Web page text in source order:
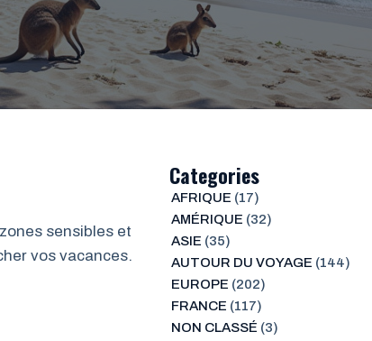
sensibles et
vos vacances.
Categories
AFRIQUE (17)
AMÉRIQUE (32)
ASIE (35)
AUTOUR DU VOYAGE (144)
EUROPE (202)
FRANCE (117)
NON CLASSÉ (3)